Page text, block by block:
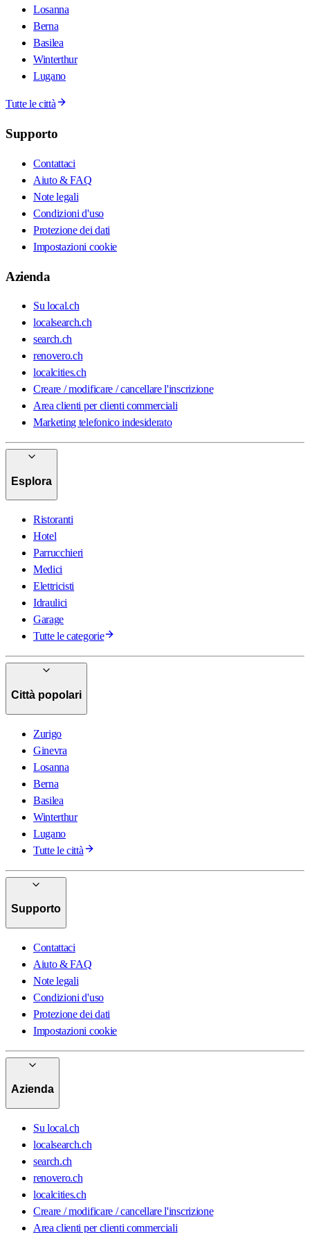
Losanna
Berna
Basilea
Winterthur
Lugano
Tutte le città
Supporto
Contattaci
Aiuto & FAQ
Note legali
Condizioni d'uso
Protezione dei dati
Impostazioni cookie
Azienda
Su local.ch
localsearch.ch
search.ch
renovero.ch
localcities.ch
Creare / modificare / cancellare l'inscrizione
Area clienti per clienti commerciali
Marketing telefonico indesiderato
Esplora
Ristoranti
Hotel
Parrucchieri
Medici
Elettricisti
Idraulici
Garage
Tutte le categorie
Città popolari
Zurigo
Ginevra
Losanna
Berna
Basilea
Winterthur
Lugano
Tutte le città
Supporto
Contattaci
Aiuto & FAQ
Note legali
Condizioni d'uso
Protezione dei dati
Impostazioni cookie
Azienda
Su local.ch
localsearch.ch
search.ch
renovero.ch
localcities.ch
Creare / modificare / cancellare l'inscrizione
Area clienti per clienti commerciali